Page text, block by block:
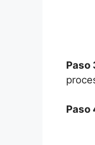
Paso
Paso